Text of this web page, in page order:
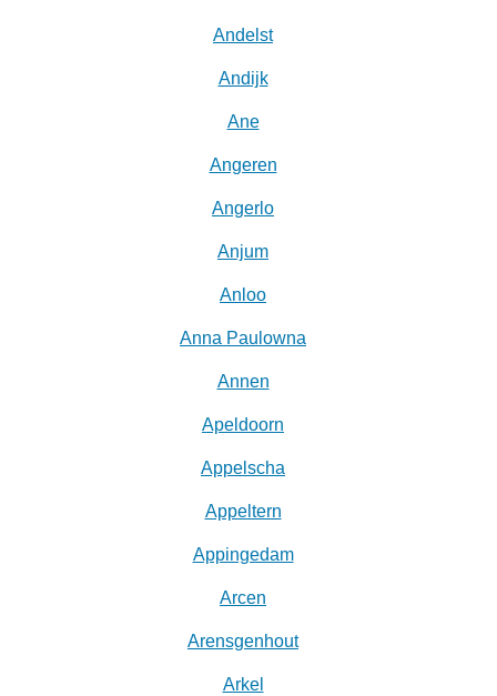
Andelst
Andijk
Ane
Angeren
Angerlo
Anjum
Anloo
Anna Paulowna
Annen
Apeldoorn
Appelscha
Appeltern
Appingedam
Arcen
Arensgenhout
Arkel